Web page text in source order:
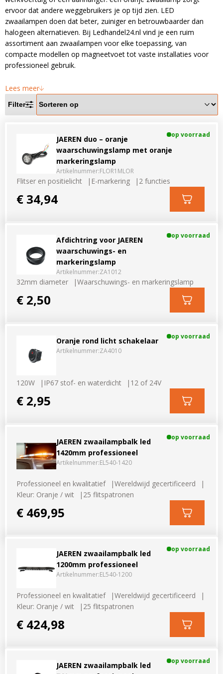
LED voordeelpakketten
Overige producten
Blog
Over ons
Ervaringen
Gratis lichtplan
0597-234500
info@ledhandel24.nl
+31611204496
LED voordeelpakketten
Overige producten
Bekijk alles
ervoor dat andere weggebruikers je op tijd zien. LED
zwaailampen doen dat beter, zuiniger en betrouwbaarder dan
halogeen alternatieven. Bij Ledhandel24.nl vind je een ruim
assortiment aan zwaailampen voor elke toepassing, van
compacte modellen op magneetvoet tot vaste installaties voor
professioneel gebruik.
Lees meer
Filter
JAEREN duo – oranje
waarschuwingslamp met oranje
markeringslamp
Artikelnummer:FLOR1MLOR
op voorraad
Flitser en positielicht E-markering 2 functies
€ 34,94
Afdichtring voor JAEREN
waarschuwings- en
markeringslamp
Artikelnummer:ZA1012
op voorraad
32mm diameter Waarschuwings- en markeringslamp
€ 2,50
Oranje rond licht schakelaar
Artikelnummer:ZA4010
op voorraad
120W IP67 stof- en waterdicht 12 of 24V
€ 2,95
JAEREN zwaailampbalk led
1420mm professioneel
Artikelnummer:EL540-1420
op voorraad
Professioneel en kwalitatief
Wereldwijd gecertificeerd
Kleur: Oranje / wit
25 flitspatronen
€ 469,95
JAEREN zwaailampbalk led
1200mm professioneel
Artikelnummer:EL540-1200
op voorraad
Professioneel en kwalitatief
Wereldwijd gecertificeerd
Kleur: Oranje / wit
25 flitspatronen
€ 424,98
JAEREN zwaailampbalk led
op voorraad